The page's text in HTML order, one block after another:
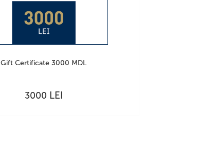
Gift Certificate 3000 MDL
3000 LEI